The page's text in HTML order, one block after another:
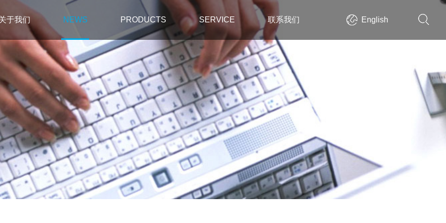
于我们 NEWS PRODUCTS SERVICE 联系我们 English